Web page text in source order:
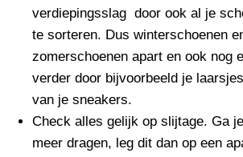
verdiepingsslag door ook al je
te sorteren. Dus winterschoenen
zomerschoenen apart en ook nog
verder door bijvoorbeeld je
van je sneakers.
Check alles gelijk op slijtage. Ga
meer dragen, leg dit dan op een